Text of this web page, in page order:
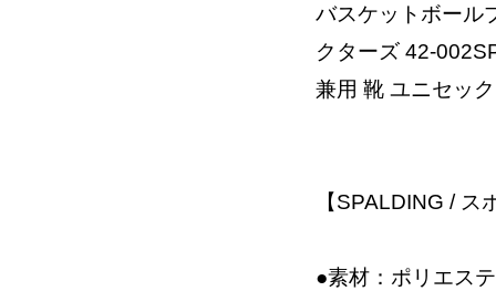
バスケットボール
クターズ 42-
兼用 靴 ユニセッ
【SPALDING / ス
●素材：ポリエス